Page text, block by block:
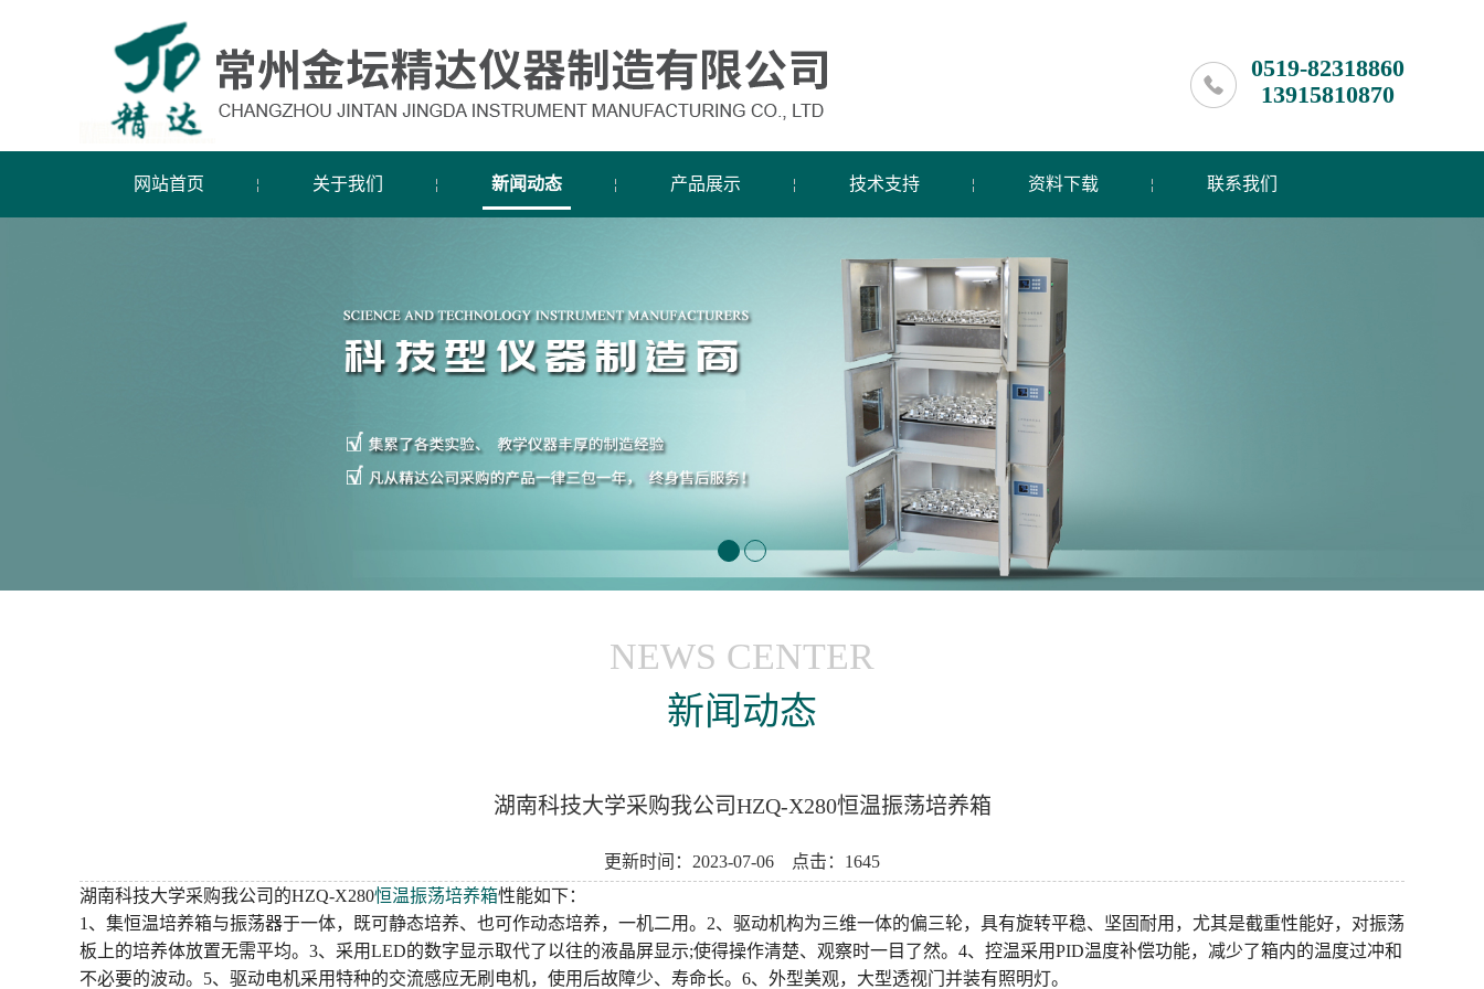
0519-82318860
13915810870
网站首页 关于我们 新闻动态 产品展示 技术支持 资料下载 联系我们
NEWS CENTER
新闻动态
湖南科技大学采购我公司HZQ-X280恒温振荡培养箱
更新时间：2023-07-06 点击：1645
湖南科技大学采购我公司的HZQ-X280恒温振荡培养箱性能如下：
1、集恒温培养箱与振荡器于一体，既可静态培养、也可作动态培养，一机二用。2、驱动机构为三维一体的偏三轮，具有旋转平稳、坚固耐用，尤其是截重性能好，对振荡
板上的培养体放置无需平均。3、采用LED的数字显示取代了以往的液晶屏显示;使得操作清楚、观察时一目了然。4、控温采用PID温度补偿功能，减少了箱内的温度过冲和
不必要的波动。5、驱动电机采用特种的交流感应无刷电机，使用后故障少、寿命长。6、外型美观，大型透视门并装有照明灯。